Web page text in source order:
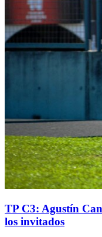
TP C3: Agustín
los invitados